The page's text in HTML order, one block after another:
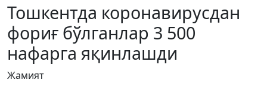
Тошкентда коронавирусдан
фориғ бўлганлар 3 500
нафарга яқинлашди
Жамият